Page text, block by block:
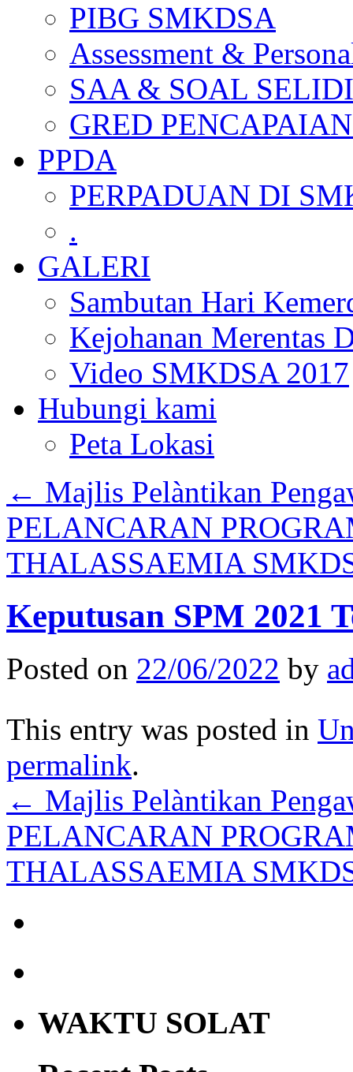
PIBG SMKDSA
Assessment &
SAA & SOAL
GRED
PPDA
PERPADUAN DI
.
GALERI
Sambutan Hari
Kejohanan Merentas
Video SMKDSA 2017
Hubungi kami
Peta Lokasi
← Majlis Pelàntikan
PELANCARAN
THALASSAEMIA
Keputusan SPM 2021
Posted on 22/06/2022 by
This entry was posted in
permalink.
← Majlis Pelàntikan
PELANCARAN
THALASSAEMIA
WAKTU SOLAT